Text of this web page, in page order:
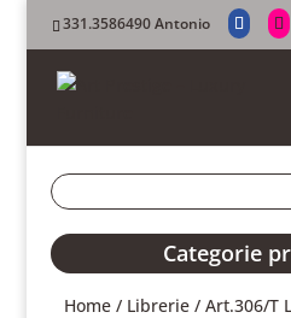
331.3586490 Antonio
Categorie
Home / Librerie / Art.306/T